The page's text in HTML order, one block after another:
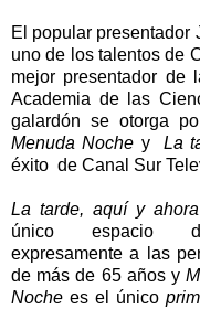
El popular presentador
uno de los talentos de
mejor presentador de
Academia de las
galardón se otorga
Menuda Noche yLa
éxito de Canal Sur
La tarde, aquí y ahora
único espacio
expresamente a las
de más de 65 años y
Noche es el único